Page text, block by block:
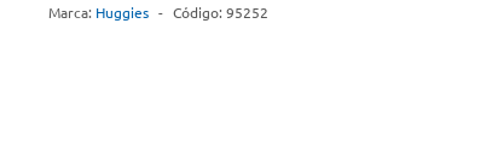
Marca: Huggies - Código: 95252